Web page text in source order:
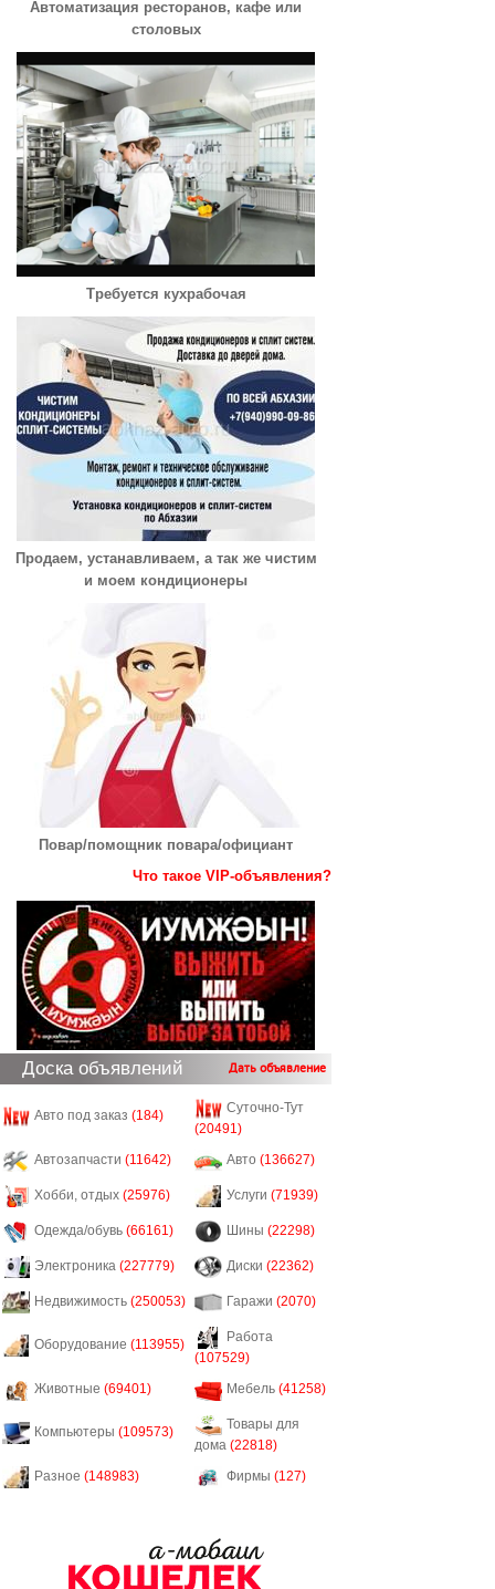
Автоматизация ресторанов, кафе или
столовых
Требуется кухрабочая
Продаем, устанавливаем, а так же чистим
и моем кондиционеры
Повар/помощник повара/официант
Что такое VIP-объявления?
Доска объявлений Дать объявление
Авто под заказ (184)
Суточно-Тут
(20491)
Автозапчасти (11642) Авто (136627)
Хобби, отдых (25976) Услуги (71939)
Одежда/обувь (66161) Шины (22298)
Электроника (227779) Диски (22362)
Недвижимость (250053) Гаражи (2070)
Оборудование (113955)
Работа
(107529)
Животные (69401) Мебель (41258)
Компьютеры (109573)
Товары для
дома (22818)
Разное (148983) Фирмы (127)